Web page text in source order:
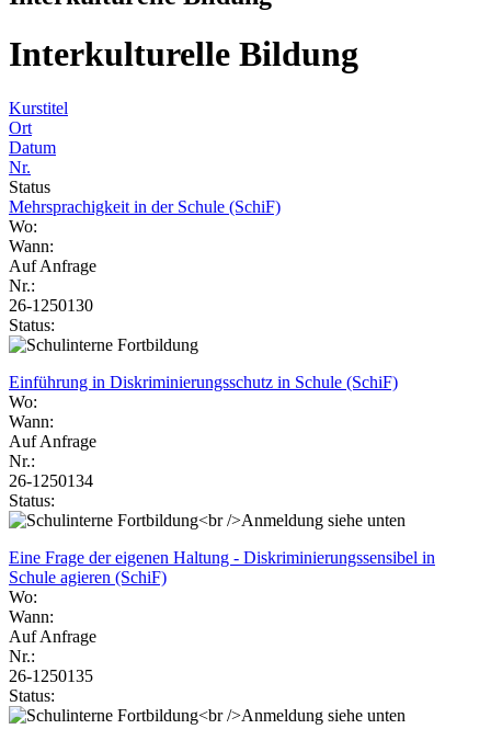
Interkulturelle Bildung
Kurstitel
Ort
Datum
Nr.
Status
Mehrsprachigkeit in der Schule (SchiF)
Wo:
Wann:
Auf Anfrage
Nr.:
26-1250130
Status:
Einführung in Diskriminierungsschutz in Schule (SchiF)
Wo:
Wann:
Auf Anfrage
Nr.:
26-1250134
Status:
Eine Frage der eigenen Haltung - Diskriminierungssensibel in
Schule agieren (SchiF)
Wo:
Wann:
Auf Anfrage
Nr.:
26-1250135
Status: